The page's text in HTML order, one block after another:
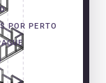
POR PERTO